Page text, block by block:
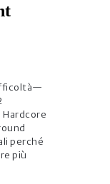
Hardcore
perché
più